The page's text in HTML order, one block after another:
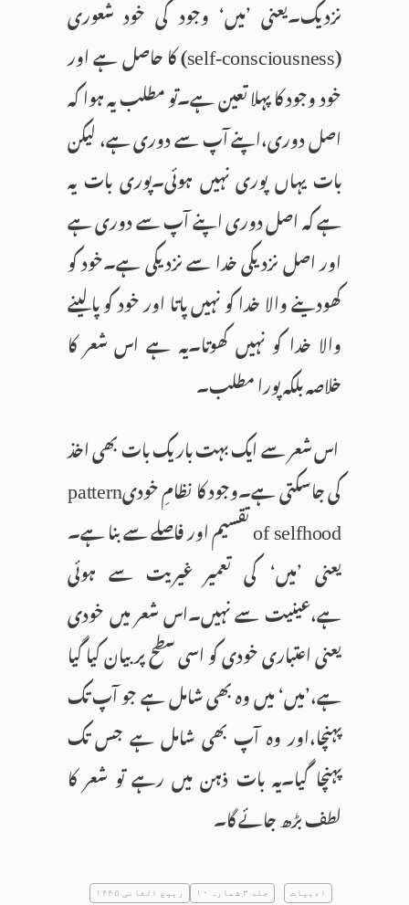
نزدیک۔یعنی ’میں‘ وجود کی خود شعوری
(
self-consciousness) کا حاصل ہے اور
خود وجود کا پہلا تعین ہے۔تو مطلب یہ ہوا کہ
اصل دوری،اپنے آپ سے دوری ہے، لیکن
بات یہاں پوری نہیں ہوئی۔پوری بات یہ
ہے کہ اصل دوری اپنے آپ سے دوری ہے
اور اصل نزدیکی خدا سے نزدیکی ہے۔خود کو
کھودینے والا خدا کو نہیں پاتا اور خود کو پالینے
والا خدا کو نہیں کھوتا۔یہ ہے اس شعر کا
خلاصہ بلکہ پورا مطلب۔
اس شعر سے ایک بہت باریک بات بھی اخذ
کی جاسکتی ہے۔وجود کا نظامِ خودیpattern
of selfhood تقسیم اور فاصلے سے بنا ہے۔
یعنی ’میں‘ کی تعمیر غیریت سے ہوئی
ہے،عینیت سے نہیں۔اس شعر میں خودی
یعنی اعتباری خودی کو اسی سطح پر بیان کیا گیا
ہے،’میں‘ میں وہ بھی شامل ہے جو آپ تک
پہنچا،اور وہ آپ بھی شامل ہے جس تک
پہنچا گیا۔یہ بات ذہن میں رہے تو شعر کا
لطف بڑھ جائے گا۔
ادبیات جلد ۳ شمارہ ۱۰ ربیع الثانی ۱۴۴۵